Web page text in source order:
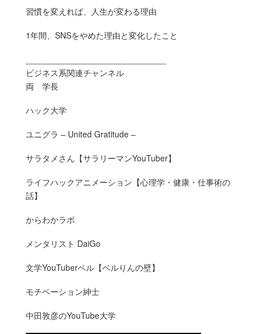
習慣を変えれば、人生が変わる理由
1年間、SNSをやめた理由と変化したこと
ビジネス系関連チャンネル
両 学長
ハック大学
ユニグラ – United Gratitude –
サラタメさん【サラリーマンYouTuber】
ライフハックアニメーション【心理学・健康・仕事術の
話】
からわかラボ
メンタリスト DaiGo
文学YouTuberベル【ベルりんの壁】
モチベーション紳士
中田敦彦のYouTube大学